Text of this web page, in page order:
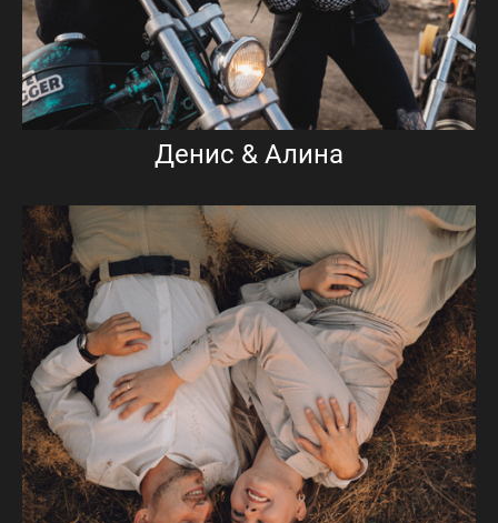
Денис & Алина